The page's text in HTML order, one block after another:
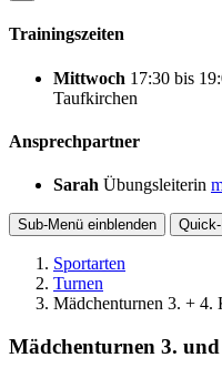
Trainingszeiten
Mittwoch 17:30 bis
Taufkirchen
Ansprechpartner
Sarah Übungsleiterin
Sub-Menü einblenden
Sportarten
Turnen
Mädchenturnen 3. + 4.
Mädchenturnen 3. und